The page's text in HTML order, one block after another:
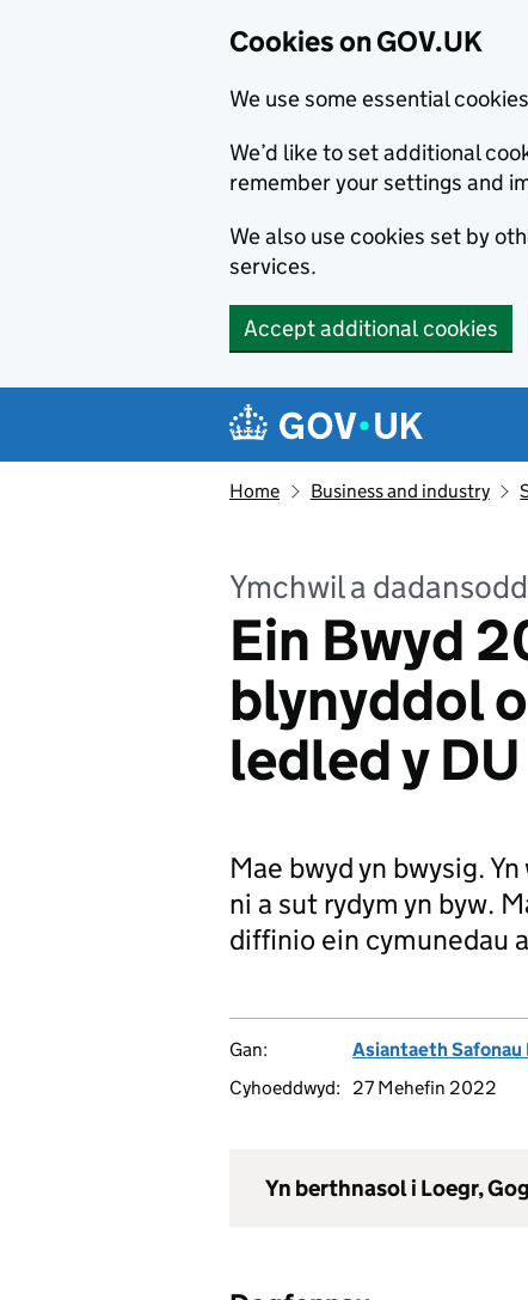
Cookies on GOV.UK
We use some essential
We’d like to set additional
remember your settings and
We also use cookies set by
services.
Accept additional cookies
Navigation menu
Home Business and industry
Ymchwil a
Ein Bwyd
blynyddol
ledled y DU
Mae bwyd yn bwysig.
ni a sut rydym yn byw.
diffinio ein cymunedau
Gan:
Asiantaeth Safonau
Cyhoeddwyd:
27 Mehefin 2022
Yn berthnasol i Loegr,